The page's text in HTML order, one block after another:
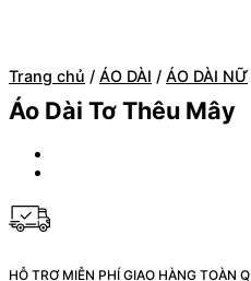
Trang chủ / ÁO DÀI / ÁO DÀI NỮ
Áo Dài Tơ Thêu Mây
HỖ TRỢ MIỄN PHÍ GIAO HÀNG TOÀN